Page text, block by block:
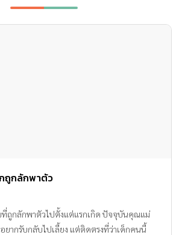
ถูกลักพาตัว
ที่ถูกลักพาตัวไปตั้งแต่แรกเกิด ปัจจุบันคุณแม่
ยากรับกลับไปเลี้ยง แต่ติดตรงที่ว่าเด็กคนนี้